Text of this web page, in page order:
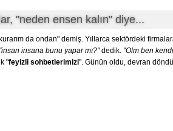
"neden ensen kalın" diye...
da ondan" demiş. Yıllarca sektördeki
insana bunu yapar mı?"dedik. "Olm ben
"feyizli sohbetlerimizi". Günün oldu, devran